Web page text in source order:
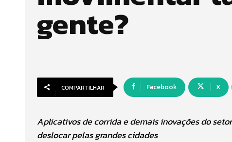
gente?
COMPARTILHAR Facebook X
Aplicativos de corrida e demais inovações do
deslocar pelas grandes cidades